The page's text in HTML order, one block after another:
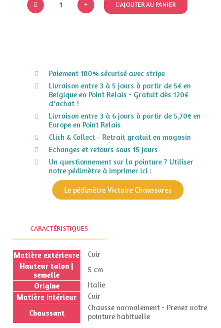
AJOUTER AU PANIER
Paiement 100% sécurisé avec stripe
Livraison entre 3 à 5 jours à partir de 5€ en
Belgique en Point Relais - Gratuit dès 120€
d'achat !
Livraison entre 3 à 6 jours à partir de 5,70€ en
Europe en Point Relais
Click & Collect - Retrait gratuit en magasin
Echanges et retours sous 15 jours
Un questionnement sur la pointure ? Utiliser
notre pédimètre à imprimer ici :
Le pédimètre Victoire Chaussures
CARACTÉRISTIQUES
Matière extérieure
Cuir
Hauteur talon |
semelle
5 cm
Origine
Italie
Matière Intérieur
Cuir
Chaussant
Chausse normalement - Prenez votre
pointure habituelle